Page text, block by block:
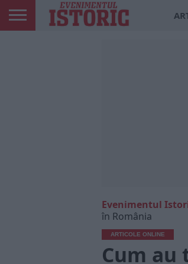
Evenimentul
în România
ARTICOLE ONLINE
Cum